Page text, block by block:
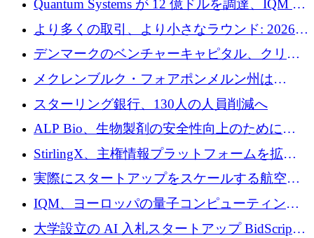
ースト戦略を採用
Quantum Systems が 12 億ドルを調達、IQM が
米国の主要取引所で初の欧州量子企業とな
る、6 月に欧州のスタートアップ資金調達
より多くの取引、より小さなラウンド: 2026
年 6 月に欧州のスタートアップ資金調達
デンマークのベンチャーキャピタル、クリメ
ンタム・キャピタルが気候変動対策ハードウ
ェア投資として初回クローズで6,000万ユーロ
を確保
メクレンブルク・フォアポンメルン州は
Nextcloud を州全体に展開し、オープンソース
戦略を拡大
スターリング銀行、130人の人員削減へ
ALP Bio、生物製剤の安全性向上のために
Venture Kick から 16 万 1,000 ユーロを調達
StirlingX、主権情報プラットフォームを拡張
するためにシリーズ A で 2,000 万ドルを確保
実際にスタートアップをスケールする航空イ
ノベーション モデルを学ぶ
IQM、ヨーロッパの量子コンピューティング
企業として初めて米国の主要取引所に上場
大学設立の AI 入札スタートアップ BidScript